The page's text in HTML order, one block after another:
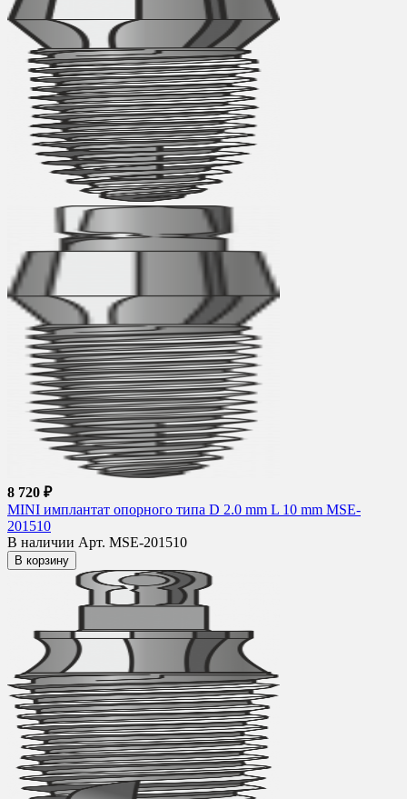
8 720 ₽
MINI имплантат опорного типа D 2.0 mm L 10 mm MSE-
201510
В наличии Арт. MSE-201510
В корзину